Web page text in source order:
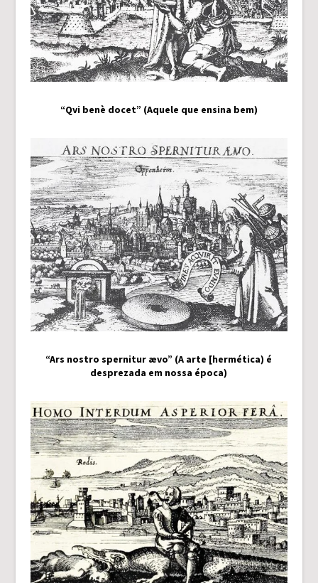
“Qvi benè docet” (Aquele que ensina bem)
“Ars nostro spernitur ævo” (A arte [hermética) é
desprezada em nossa época)